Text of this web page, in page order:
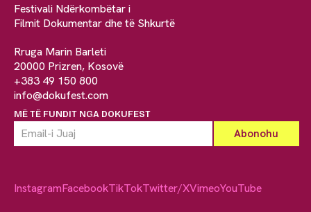
Festivali Ndërkombëtar i
Filmit Dokumentar dhe të Shkurtë
Rruga Marin Barleti
20000 Prizren, Kosovë
+383 49 150 800
info@dokufest.com
MË TË FUNDIT NGA DOKUFEST
InstagramFacebookTikTokTwitter/XVimeoYouTube